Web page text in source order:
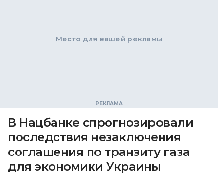
Место для вашей рекламы
В Нацбанке спрогнозировали
последствия незаключения
соглашения по транзиту газа
для экономики Украины